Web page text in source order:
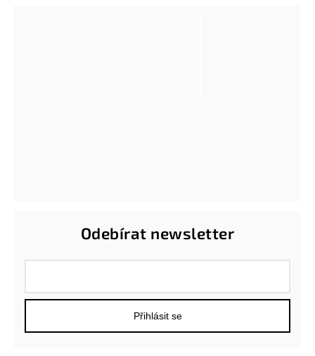
Odebírat newsletter
Přihlásit se